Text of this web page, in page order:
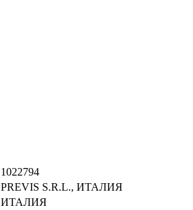
1022794
PREVIS S.R.L., ИТАЛИЯ
ИТАЛИЯ